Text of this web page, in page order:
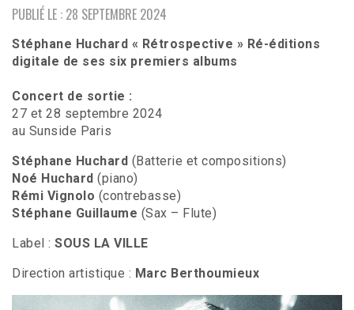
PUBLIÉ LE : 28 SEPTEMBRE 2024
Stéphane Huchard « Rétrospective » Ré-éditions
digitale de ses six premiers albums
Concert de sortie :
27 et 28 septembre 2024
au Sunside Paris
Stéphane Huchard (Batterie et compositions)
Noé Huchard (piano)
Rémi Vignolo (contrebasse)
Stéphane Guillaume (Sax – Flute)
Label : SOUS LA VILLE
Direction artistique : Marc Berthoumieux